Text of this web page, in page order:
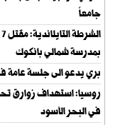
جامعاً
بمدرسة شمالي بانكوك
بري يدعو الى جلسة عامة في 11 و12
روسيا: استهداف زوارق
في البحر الأسود